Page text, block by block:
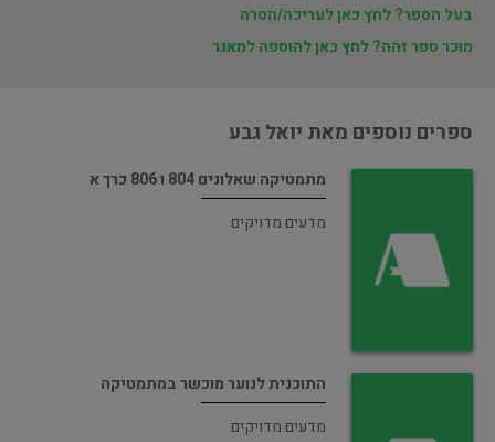
בעל הספר? לחץ כאן לעריכה/הסרה
מוכר ספר זהה? לחץ כאן להוספה למאגר
ספרים נוספים מאת יואל גבע
מתמטיקה שאלונים 804 ו 806 כרך א
מדעים מדויקים
התוכנית לנוער מוכשר במתמטיקה
מדעים מדויקים